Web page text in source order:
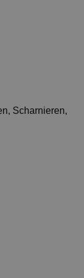
, Scharnieren,